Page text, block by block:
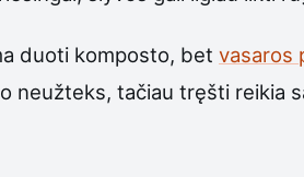
duoti komposto, bet vasaros
tačiau tręšti reikia